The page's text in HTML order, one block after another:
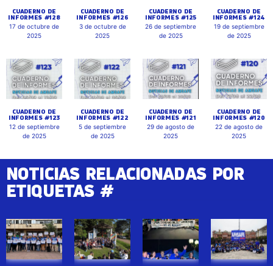
CUADERNO DE
INFORMES #128
17 de octubre de
2025
CUADERNO DE
INFORMES #126
3 de octubre de
2025
CUADERNO DE
INFORMES #125
26 de septiembre
de 2025
CUADERNO DE
INFORMES #124
19 de septiembre
de 2025
CUADERNO DE
INFORMES #123
12 de septiembre
de 2025
CUADERNO DE
INFORMES #122
5 de septiembre
de 2025
CUADERNO DE
INFORMES #121
29 de agosto de
2025
CUADERNO DE
INFORMES #120
22 de agosto de
2025
NOTICIAS RELACIONADAS POR
ETIQUETAS #